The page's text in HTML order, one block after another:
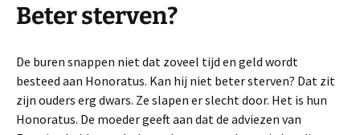
Beter sterven?
De buren snappen niet dat zoveel tijd en geld wordt
besteed aan Honoratus. Kan hij niet beter sterven? Dat zit
zijn ouders erg dwars. Ze slapen er slecht door. Het is hun
Honoratus. De moeder geeft aan dat de adviezen van